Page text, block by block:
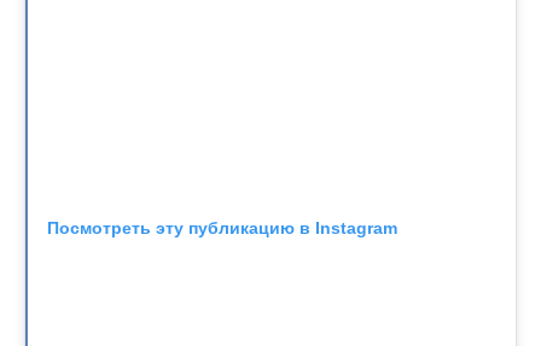
Посмотреть эту публикацию в Instagram